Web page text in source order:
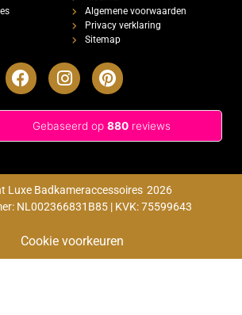
Algemene voorwaarden
Privacy verklaring
Sitemap
Luxe Badkameraccessoires 2026
NL002366831B85 | KVK: 75599643
Cookie voorkeuren